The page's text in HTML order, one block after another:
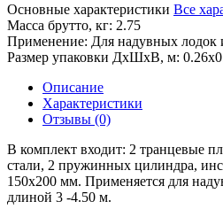
Основные характеристики Все
Масса брутто, кг: 2.75
Применение: Для надувных
Размер упаковки ДхШхВ, м:
Описание
Характеристики
Отзывы (0)
В комплект входит: 2 транцевые
стали, 2 пружинных цилиндра,
150х200 мм. Применяется для
длиной 3 -4.50 м.